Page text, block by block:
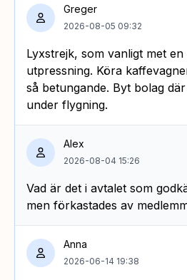
Greger
2026-08-05 09:32
Lyxstrejk, som vanligt met en
utpressning. Köra
så betungande. Byt bolag
under flygning.
Alex
2026-08-04 15:26
Vad är det i avtalet som
men förkastades av
Anna
2026-06-14 19:38